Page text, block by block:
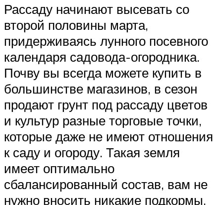
Рассаду начинают высевать со
второй половины марта,
придерживаясь лунного посевного
календаря садовода-огородника.
Почву вы всегда можете купить в
большинстве магазинов, в сезон
продают грунт под рассаду цветов
и культур разные торговые точки,
которые даже не имеют отношения
к саду и огороду. Такая земля
имеет оптимально
сбалансированный состав, вам не
нужно вносить никакие подкормы,